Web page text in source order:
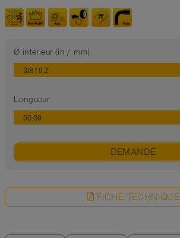
Ø intérieur (in / mm)
Longueur
DEMANDE
FICHE TECHNIQUE